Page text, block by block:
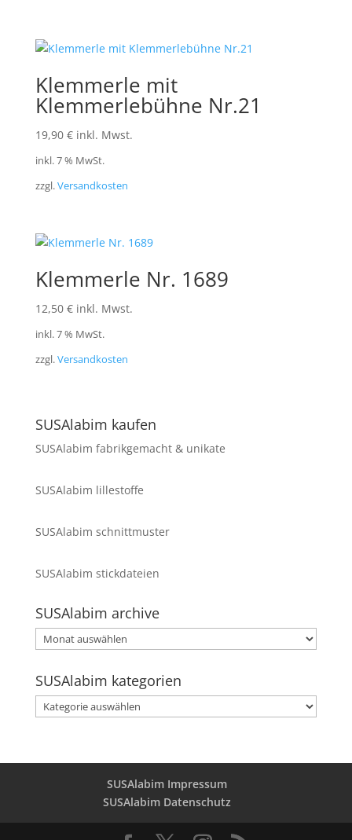
Klemmerle mit
Klemmerlebühne Nr.21
19,90 € inkl. Mwst.
inkl. 7 % MwSt.
zzgl.Versandkosten
Klemmerle Nr. 1689
12,50 € inkl. Mwst.
inkl. 7 % MwSt.
zzgl.Versandkosten
SUSAlabim kaufen
SUSAlabim fabrikgemacht & unikate
SUSAlabim lillestoffe
SUSAlabim schnittmuster
SUSAlabim stickdateien
SUSAlabim archive
SUSAlabim
archive
SUSAlabim kategorien
SUSAlabim
kategorien
SUSAlabim Impressum
SUSAlabim Datenschutz